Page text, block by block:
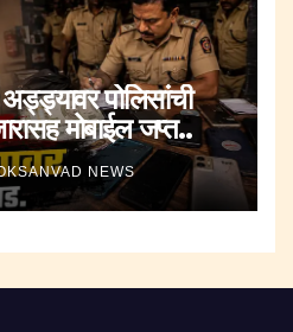
पोलिसांची
मोबाईल जप्त..
NEWS